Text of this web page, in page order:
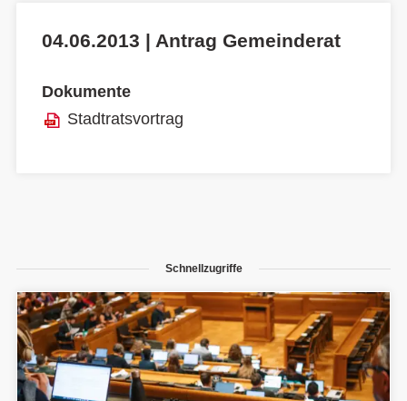
04.06.2013 | Antrag Gemeinderat
Dokumente
Stadtratsvortrag
Schnellzugriffe